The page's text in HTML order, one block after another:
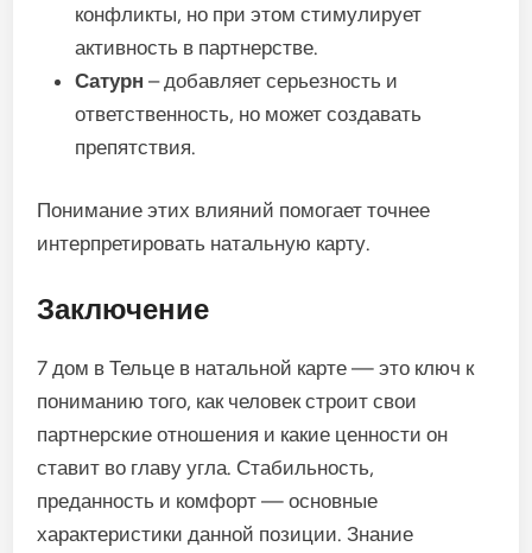
конфликты, но при этом стимулирует
активность в партнерстве.
Сатурн – добавляет серьезность и
ответственность, но может создавать
препятствия.
Понимание этих влияний помогает точнее
интерпретировать натальную карту.
Заключение
7 дом в Тельце в натальной карте — это ключ к
пониманию того, как человек строит свои
партнерские отношения и какие ценности он
ставит во главу угла. Стабильность,
преданность и комфорт — основные
характеристики данной позиции. Знание